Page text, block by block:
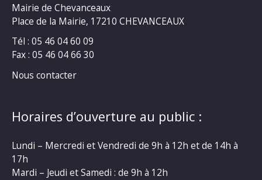
Mairie de Chevanceaux
Place de la Mairie, 17210 CHEVANCEAUX
Tél : 05 46 04 60 09
Fax : 05 46 04 66 30
Nous contacter
Horaires d’ouverture au public :
Lundi – Mercredi et Vendredi de 9h à 12h et de 14h à
17h
Mardi – Jeudi et Samedi : de 9h à 12h